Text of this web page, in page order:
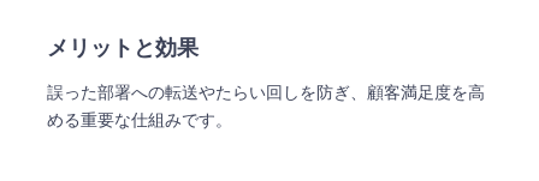
メリットと効果
誤った部署への転送やたらい回しを防ぎ、顧客満足度を高
める重要な仕組みです。